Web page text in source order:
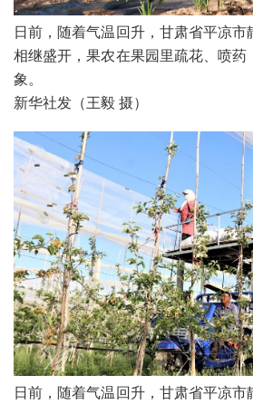
日前，随着气温回升，甘肃省平凉
相继盛开，果农在果园里疏花、喷
象。
新华社发（王毅 摄）
日前，随着气温回升，甘肃省平凉